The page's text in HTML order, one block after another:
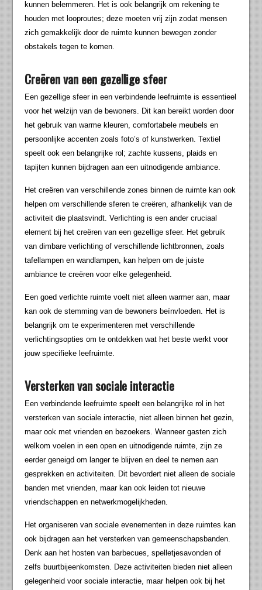
kunnen belemmeren. Het is ook belangrijk om rekening te
houden met looproutes; deze moeten vrij zijn zodat mensen
zich gemakkelijk door de ruimte kunnen bewegen zonder
obstakels tegen te komen.
Creëren van een gezellige sfeer
Een gezellige sfeer in een verbindende leefruimte is essentieel
voor het welzijn van de bewoners. Dit kan bereikt worden door
het gebruik van warme kleuren, comfortabele meubels en
persoonlijke accenten zoals foto’s of kunstwerken. Textiel
speelt ook een belangrijke rol; zachte kussens, plaids en
tapijten kunnen bijdragen aan een uitnodigende ambiance.
Het creëren van verschillende zones binnen de ruimte kan ook
helpen om verschillende sferen te creëren, afhankelijk van de
activiteit die plaatsvindt. Verlichting is een ander cruciaal
element bij het creëren van een gezellige sfeer. Het gebruik
van dimbare verlichting of verschillende lichtbronnen, zoals
tafellampen en wandlampen, kan helpen om de juiste
ambiance te creëren voor elke gelegenheid.
Een goed verlichte ruimte voelt niet alleen warmer aan, maar
kan ook de stemming van de bewoners beïnvloeden. Het is
belangrijk om te experimenteren met verschillende
verlichtingsopties om te ontdekken wat het beste werkt voor
jouw specifieke leefruimte.
Versterken van sociale interactie
Een verbindende leefruimte speelt een belangrijke rol in het
versterken van sociale interactie, niet alleen binnen het gezin,
maar ook met vrienden en bezoekers. Wanneer gasten zich
welkom voelen in een open en uitnodigende ruimte, zijn ze
eerder geneigd om langer te blijven en deel te nemen aan
gesprekken en activiteiten. Dit bevordert niet alleen de sociale
banden met vrienden, maar kan ook leiden tot nieuwe
vriendschappen en netwerkmogelijkheden.
Het organiseren van sociale evenementen in deze ruimtes kan
ook bijdragen aan het versterken van gemeenschapsbanden.
Denk aan het hosten van barbecues, spelletjesavonden of
zelfs buurtbijeenkomsten. Deze activiteiten bieden niet alleen
gelegenheid voor sociale interactie, maar helpen ook bij het